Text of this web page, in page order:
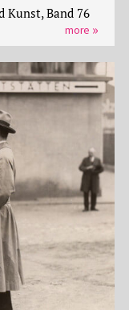
Kunst, Band 76
more